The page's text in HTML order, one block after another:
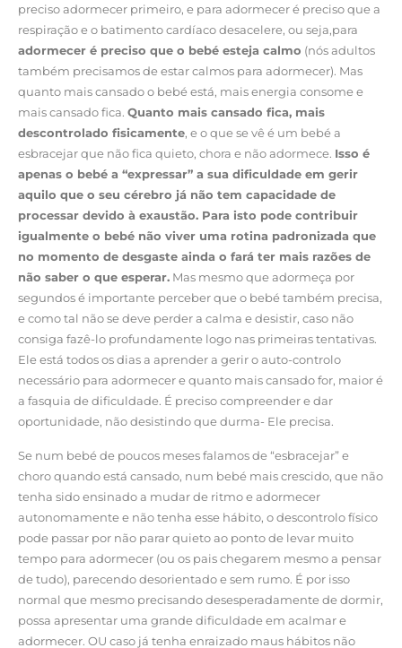
preciso adormecer primeiro, e para adormecer é preciso que a
respiração e o batimento cardíaco desacelere, ou seja,para
adormecer é preciso que o bebé esteja calmo (nós adultos
também precisamos de estar calmos para adormecer). Mas
quanto mais cansado o bebé está, mais energia consome e
mais cansado fica. Quanto mais cansado fica, mais
descontrolado fisicamente, e o que se vê é um bebé a
esbracejar que não fica quieto, chora e não adormece. Isso é
apenas o bebé a “expressar” a sua dificuldade em gerir
aquilo que o seu cérebro já não tem capacidade de
processar devido à exaustão. Para isto pode contribuir
igualmente o bebé não viver uma rotina padronizada que
no momento de desgaste ainda o fará ter mais razões de
não saber o que esperar. Mas mesmo que adormeça por
segundos é importante perceber que o bebé também precisa,
e como tal não se deve perder a calma e desistir, caso não
consiga fazê-lo profundamente logo nas primeiras tentativas.
Ele está todos os dias a aprender a gerir o auto-controlo
necessário para adormecer e quanto mais cansado for, maior é
a fasquia de dificuldade. É preciso compreender e dar
oportunidade, não desistindo que durma- Ele precisa.
Se num bebé de poucos meses falamos de “esbracejar” e
choro quando está cansado, num bebé mais crescido, que não
tenha sido ensinado a mudar de ritmo e adormecer
autonomamente e não tenha esse hábito, o descontrolo físico
pode passar por não parar quieto ao ponto de levar muito
tempo para adormecer (ou os pais chegarem mesmo a pensar
de tudo), parecendo desorientado e sem rumo. É por isso
normal que mesmo precisando desesperadamente de dormir,
possa apresentar uma grande dificuldade em acalmar e
adormecer. OU caso já tenha enraizado maus hábitos não